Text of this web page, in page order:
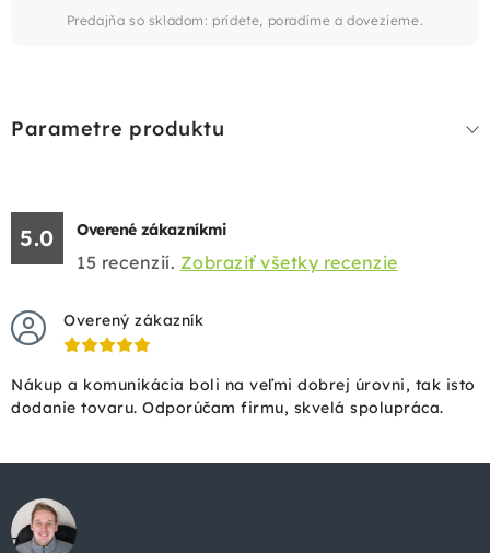
Predajňa so skladom: prídete, poradíme a dovezieme.
Parametre produktu
5.0 Overené zákazníkmi
15 recenzií. Zobraziť všetky recenzie
Overený zákazník
Nákup a komunikácia boli na veľmi dobrej úrovni, tak isto
dodanie tovaru. Odporúčam firmu, skvelá spolupráca.
á